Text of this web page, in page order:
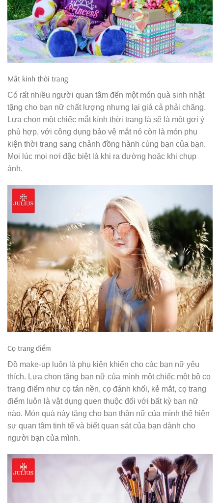
Mắt kính thời trang
Có rất nhiều người quan tâm đến một món quà sinh nhật
tặng cho bạn nữ chất lượng nhưng lại giá cả phải chăng.
Lựa chọn một chiếc mắt kính thời trang là sẽ là một gợi ý
phù hợp, với công dụng bảo vệ mắt nó còn là món phụ
kiện thời trang sang chảnh đồng hành cùng bạn của bạn.
Mọi lúc mọi nơi đặc biệt là khi ra đường hoặc khi chụp
ảnh.
Cọ trang điểm
Đồ make-up luôn là phụ kiện khiến cho các bạn nữ yêu
thích. Lựa chọn tặng bạn nữ của mình một chiếc một bộ cọ
trang điểm như cọ tán nền, cọ đánh khối, kẻ mắt, cọ trang
điểm luôn là vật dụng quen thuộc đối với bất kỳ bạn nữ
nào. Món quà này tặng cho bạn thân nữ của mình thể hiện
sự quan tâm tinh tế và biết quan sát của bạn dành cho
người bạn của mình.